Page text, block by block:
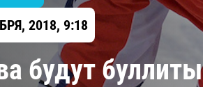
2018, 9:18
будут